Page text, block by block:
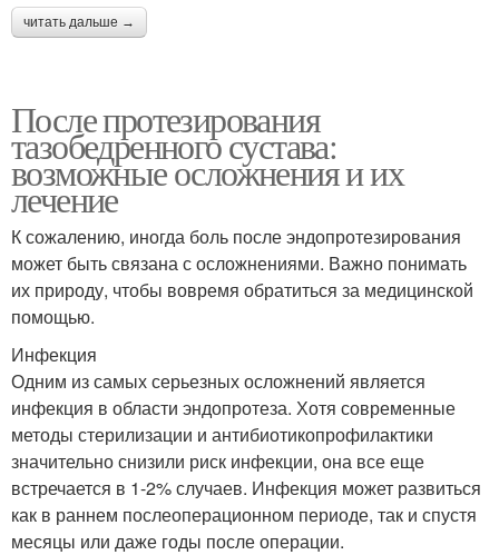
читать дальше →
После протезирования
тазобедренного сустава:
возможные осложнения и их
лечение
К сожалению, иногда боль после эндопротезирования
может быть связана с осложнениями. Важно понимать
их природу, чтобы вовремя обратиться за медицинской
помощью.
Инфекция
Одним из самых серьезных осложнений является
инфекция в области эндопротеза. Хотя современные
методы стерилизации и антибиотикопрофилактики
значительно снизили риск инфекции, она все еще
встречается в 1-2% случаев. Инфекция может развиться
как в раннем послеоперационном периоде, так и спустя
месяцы или даже годы после операции.